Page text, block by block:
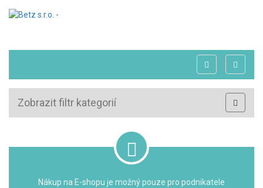
Zobrazit filtr kategorií
Nákup na E-shopu je možný pouze pro podnikatele